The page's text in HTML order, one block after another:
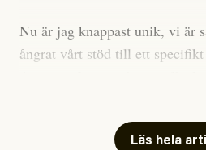
anses vara anledningar att titta
men ingenting av detta är
inom palestinarörelsen.
Nu är jag knappast unik, vi är
ångrat vårt stöd till ett
Mitt huvudargument för
Läs hela